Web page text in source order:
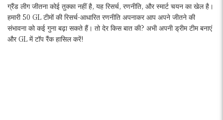
ग्रैंड लीग जीतना कोई तुक्का नहीं है, यह रिसर्च, रणनीति, और स्मार्ट चयन का खेल है।
हमारी 50 GL टीमों की रिसर्च-आधारित रणनीति अपनाकर आप अपने जीतने की
संभावना को कई गुना बढ़ा सकते हैं। तो देर किस बात की? अभी अपनी ड्रीम टीम बनाएं
और GL में टॉप रैंक हासिल करें!